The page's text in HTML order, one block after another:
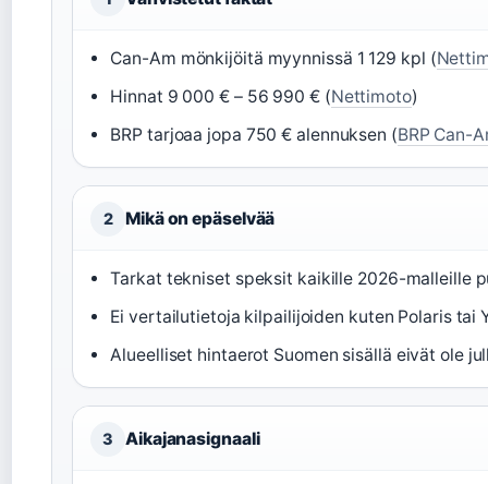
Can-Am mönkijöitä myynnissä 1 129 kpl (
Hinnat 9 000 € – 56 990 € (Nettimoto)
BRP tarjoaa jopa 750 € alennuksen (BRP Can-
2 Mikä on epäselvää
Tarkat tekniset speksit kaikille 2026-malleille
Ei vertailutietoja kilpailijoiden kuten Polaris tai
Alueelliset hintaerot Suomen sisällä eivät ole
3 Aikajanasignaali